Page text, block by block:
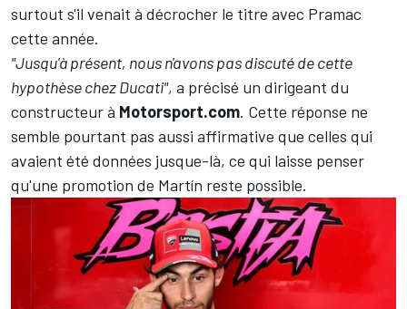
surtout s'il venait à décrocher le titre avec Pramac
cette année.
"Jusqu'à présent, nous n'avons pas discuté de cette
hypothèse chez Ducati", a précisé un dirigeant du
constructeur à Motorsport.com. Cette réponse ne
semble pourtant pas aussi affirmative que celles qui
avaient été données jusque-là, ce qui laisse penser
qu'une promotion de Martín reste possible.